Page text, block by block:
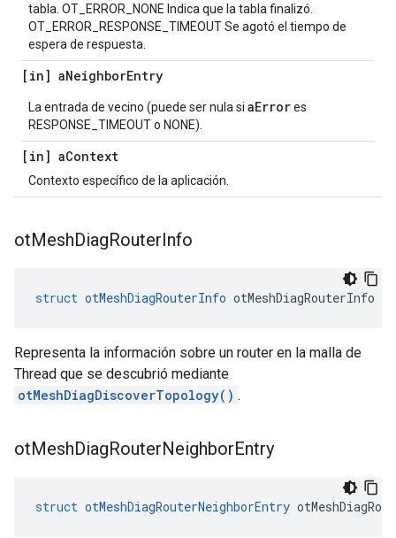
tabla. OT_ERROR_NONE Indica que la tabla finalizó.
OT_ERROR_RESPONSE_TIMEOUT Se agotó el tiempo de
espera de respuesta.
[in] aNeighborEntry
La entrada de vecino (puede ser nula si aErrores
RESPONSE_TIMEOUT o NONE).
[in] aContext
Contexto específico de la aplicación.
otMeshDiagRouterInfo
struct otMeshDiagRouterInfo otMeshDiagRouterInfo
Representa la información sobre un router en la malla de
Thread que se descubrió mediante
otMeshDiagDiscoverTopology() .
otMeshDiagRouterNeighborEntry
struct otMeshDiagRouterNeighborEntry